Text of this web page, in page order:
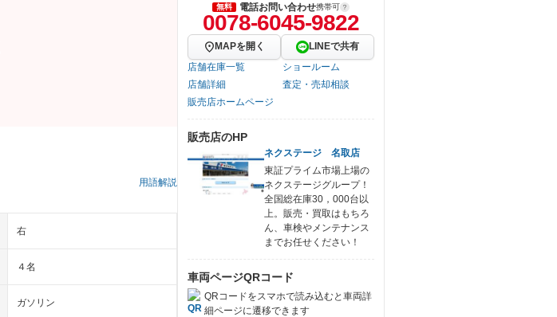
用語解説
右
４名
ガソリン
無料 電話お問い合わせ携帯可
0078-6045-9822
MAPを開く
LINEで共有
店舗在庫一覧
ショールーム
店舗詳細
査定・売却相談
販売店ホームページ
販売店のHP
ネクステージ 名取店
東証プライム市場上場の
ネクステージグループ！
全国総在庫30，000台以
上。販売・買取はもちろ
ん、車検やメンテナンス
までお任せください！
車両ページQRコード
QRコードをスマホで読み込むと車両詳
細ページに遷移できます